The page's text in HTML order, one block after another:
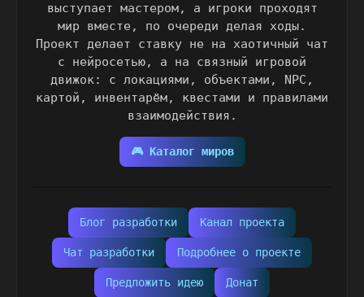
выступает мастером, а игроки проходят
мир вместе, по очереди делая ходы.
Проект делает ставку не на хаотичный чат
с нейросетью, а на связный игровой
движок: с локациями, объектами, NPC,
картой, инвентарём, квестами и правилами
взаимодействия.
🎮 Каталог миров
Блог разработки Канал проекта
Чат разработки Подробнее о проекте
Предложить идею Донат